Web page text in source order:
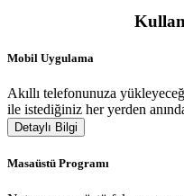
Mobil Uygulama
Akıllı telefonunuza
ile istediğiniz her yerden
Detaylı Bilgi
Masaüstü Programı